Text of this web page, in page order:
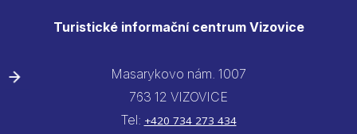
Turistické informační centrum Vizovice
Masarykovo nám. 1007
763 12 VIZOVICE
Tel: +420 734 273 434